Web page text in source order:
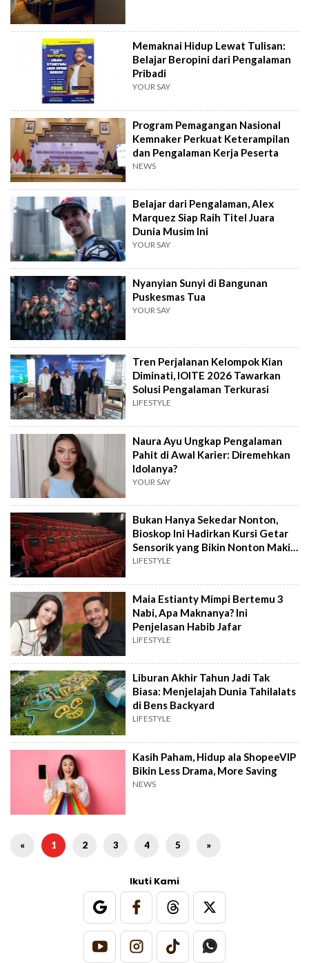
Memaknai Hidup Lewat Tulisan:
Belajar Beropini dari Pengalaman
Pribadi
YOUR SAY
Program Pemagangan Nasional
Kemnaker Perkuat Keterampilan
dan Pengalaman Kerja Peserta
NEWS
Belajar dari Pengalaman, Alex
Marquez Siap Raih Titel Juara
Dunia Musim Ini
YOUR SAY
Nyanyian Sunyi di Bangunan
Puskesmas Tua
YOUR SAY
Tren Perjalanan Kelompok Kian
Diminati, IOITE 2026 Tawarkan
Solusi Pengalaman Terkurasi
LIFESTYLE
Naura Ayu Ungkap Pengalaman
Pahit di Awal Karier: Diremehkan
Idolanya?
YOUR SAY
Bukan Hanya Sekedar Nonton,
Bioskop Ini Hadirkan Kursi Getar
Sensorik yang Bikin Nonton Makin
Hidup
LIFESTYLE
Maia Estianty Mimpi Bertemu 3
Nabi, Apa Maknanya? Ini
Penjelasan Habib Jafar
LIFESTYLE
Liburan Akhir Tahun Jadi Tak
Biasa: Menjelajah Dunia Tahilalats
di Bens Backyard
LIFESTYLE
Kasih Paham, Hidup ala ShopeeVIP
Bikin Less Drama, More Saving
NEWS
« 1 2 3 4 5 »
Ikuti Kami